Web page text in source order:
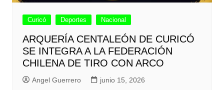
Curicó Deportes Nacional
ARQUERÍA CENTALEÓN DE CURICÓ
SE INTEGRA A LA FEDERACIÓN
CHILENA DE TIRO CON ARCO
Angel Guerrero junio 15, 2026